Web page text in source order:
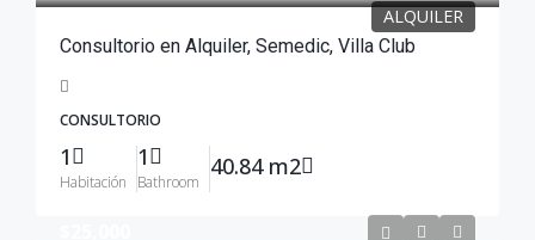
ALQUILER
Consultorio en Alquiler, Semedic, Villa Club
CONSULTORIO
1
Habitación
1
Bathroom
40.84 m2